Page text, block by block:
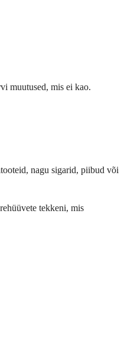
muutused, mis ei kao.
nagu sigarid, piibud või
tekkeni, mis